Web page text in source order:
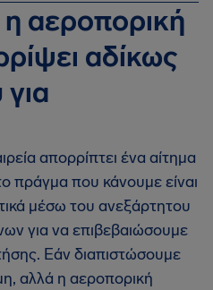
η αεροπορική
αδίκως
απορρίπτει ένα αίτημα
πράγμα που κάνουμε είναι
μέσω του ανεξάρτητου
για να επιβεβαιώσουμε
Εάν διαπιστώσουμε
αλλά η αεροπορική